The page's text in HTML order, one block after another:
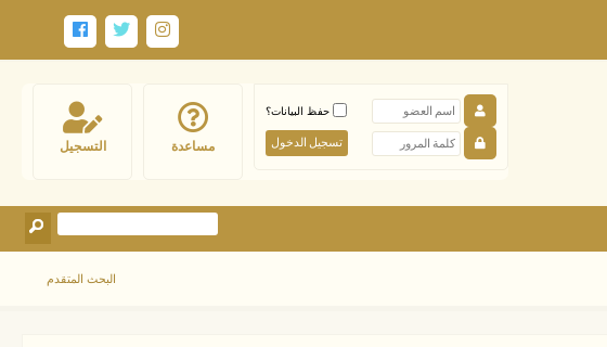
التسجيل مساعدة
حفظ البيانات؟
البحث المتقدم